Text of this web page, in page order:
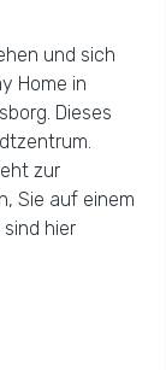
und sich
Home in
Dieses
zur
Sie auf einem
hier